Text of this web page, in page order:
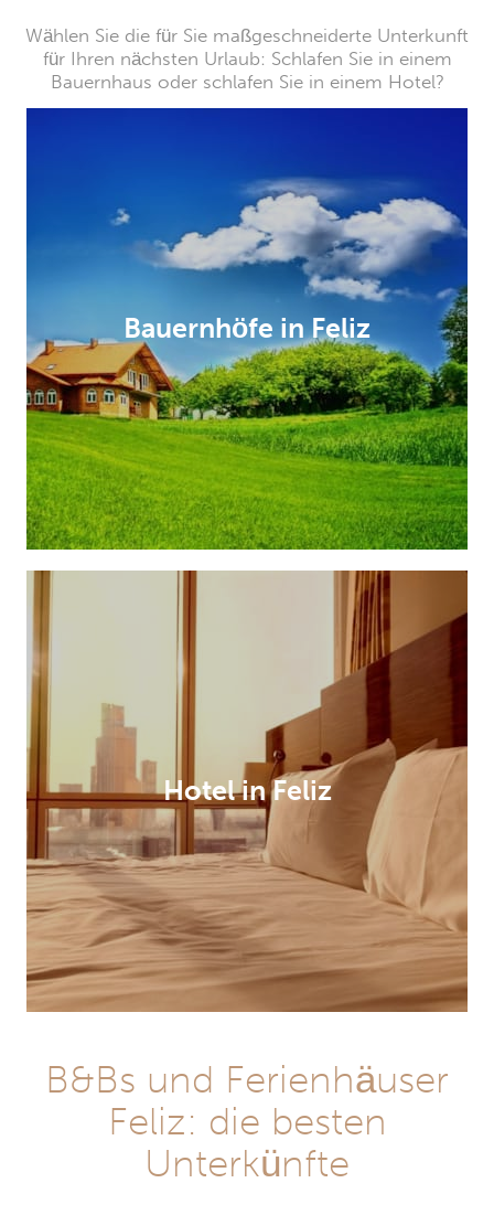
Wählen Sie die für Sie maßgeschneiderte Unterkunft
für Ihren nächsten Urlaub: Schlafen Sie in einem
Bauernhaus oder schlafen Sie in einem Hotel?
Bauernhöfe in Feliz
Hotel in Feliz
B&Bs und Ferienhäuser
Feliz: die besten
Unterkünfte